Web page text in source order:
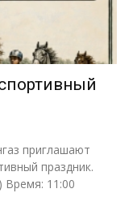
приглашают
праздник.
Время: 11:00